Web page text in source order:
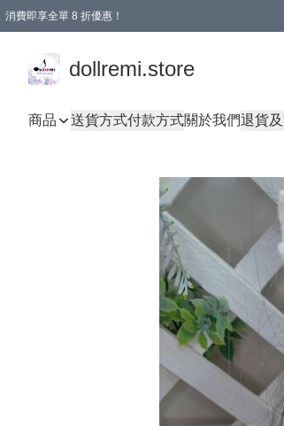
消費即享全單 8 折優惠！
dollremi.store
商品 送貨方式付款方式關於我們退貨